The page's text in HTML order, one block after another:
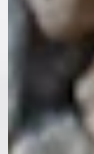
crée au
enchanteur
🐝 🍃
travers les
des
doux... Le